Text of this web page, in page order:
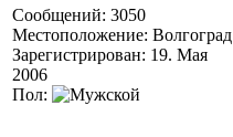
Сообщений: 3050
Местоположение: Волгоград
Зарегистрирован: 19. Мая
2006
Пол: